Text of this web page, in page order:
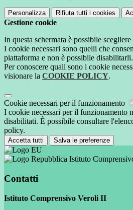
Personalizza Rifiuta tutti i cookies
Gestione cookie
In questa schermata è possibile
I cookie necessari sono quelli che
piattaforma e non è possibile disabilitarli.
Per conoscere quali sono i cookie
visionare la COOKIE POLICY.
Cookie necessari per il funzionamento
I cookie necessari per il funzionamento
disabilitati. È possibile consultare
policy.
Accetta tutti Salva le preferenze
Istituto
Contatti
Istituto Comprensivo Veroli II